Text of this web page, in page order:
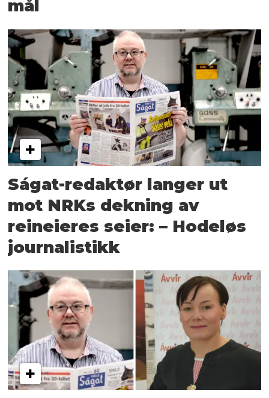
mål
Ságat-redaktør langer ut
mot NRKs dekning av
reineieres seier: – Hodeløs
journalistikk